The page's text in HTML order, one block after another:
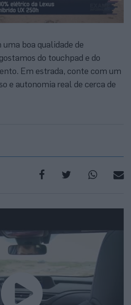
boa qualidade de
do touchpad e do
Em estrada, conte com um
e autonomia real de cerca de